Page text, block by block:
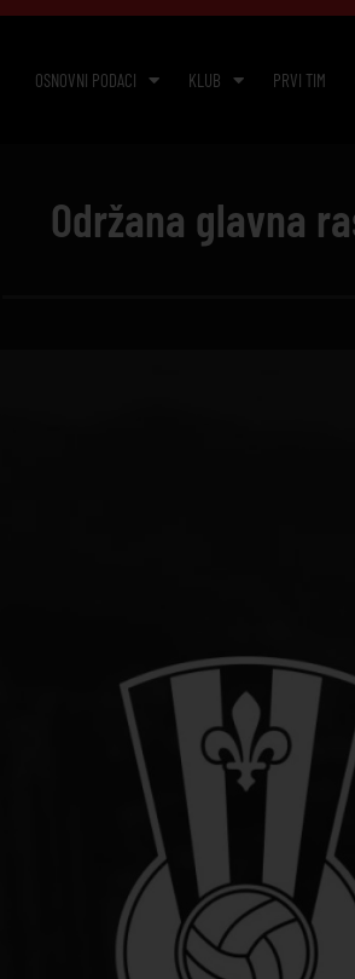
OSNOVNI PODACI KLUB PRVI TIM
Održana glavna